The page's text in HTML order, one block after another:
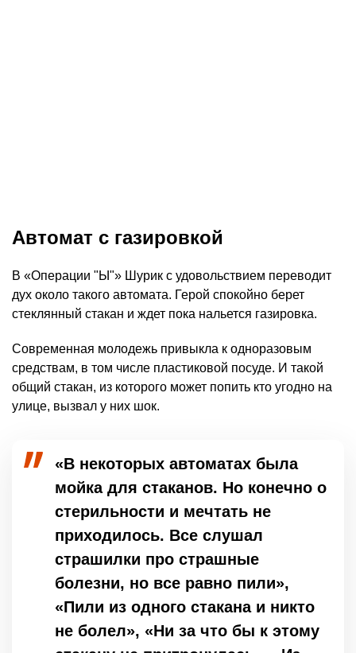
Автомат с газировкой
В «Операции "Ы"» Шурик с удовольствием переводит
дух около такого автомата. Герой спокойно берет
стеклянный стакан и ждет пока нальется газировка.
Современная молодежь привыкла к одноразовым
средствам, в том числе пластиковой посуде. И такой
общий стакан, из которого может попить кто угодно на
улице, вызвал у них шок.
«В некоторых автоматах была
мойка для стаканов. Но конечно о
стерильности и мечтать не
приходилось. Все слушал
страшилки про страшные
болезни, но все равно пили»,
«Пили из одного стакана и никто
не болел», «Ни за что бы к этому